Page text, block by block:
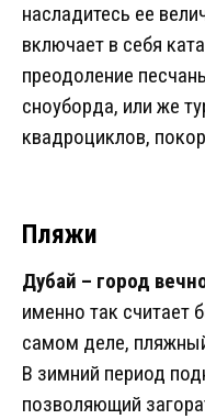
насладитесь ее
включает в себя
преодоление
сноуборда, или же
квадроциклов,
Пляжи
Дубай – город
именно так считает
самом деле,
В зимний период
позволяющий